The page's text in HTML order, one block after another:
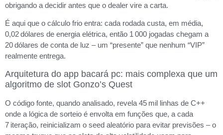
obrigando a decidir antes que o dealer vire a carta.
É aqui que o cálculo frio entra: cada rodada custa, em média,
0,02 dólares de energia elétrica, então 1 000 jogadas chegam a
20 dólares de conta de luz – um “presente” que nenhum “VIP”
realmente entrega.
Arquitetura do app bacará pc: mais complexa que um
algoritmo de slot Gonzo’s Quest
O código fonte, quando analisado, revela 45 mil linhas de C++
onde a lógica de sorteio é envolta em funções que, a cada
7 iteração, reinicializam o seed aleatório para evitar previsões – o